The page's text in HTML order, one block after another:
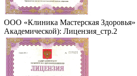
ООО «Клиника Мастерская Здоровья»
Академической): Лицензия_стр.2